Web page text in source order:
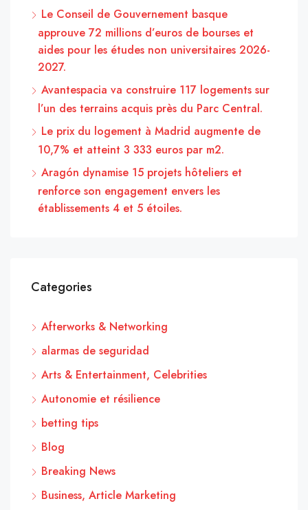
Le Conseil de Gouvernement basque
approuve 72 millions d’euros de bourses et
aides pour les études non universitaires 2026-
2027.
Avantespacia va construire 117 logements sur
l’un des terrains acquis près du Parc Central.
Le prix du logement à Madrid augmente de
10,7% et atteint 3 333 euros par m2.
Aragón dynamise 15 projets hôteliers et
renforce son engagement envers les
établissements 4 et 5 étoiles.
Categories
Afterworks & Networking
alarmas de seguridad
Arts & Entertainment, Celebrities
Autonomie et résilience
betting tips
Blog
Breaking News
Business, Article Marketing